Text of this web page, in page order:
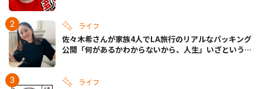
ライフ
佐々木希さんが家族4人でLA旅行のリアルなパッキング
公開「何があるかわからないから、人生」いざというと
ライフ